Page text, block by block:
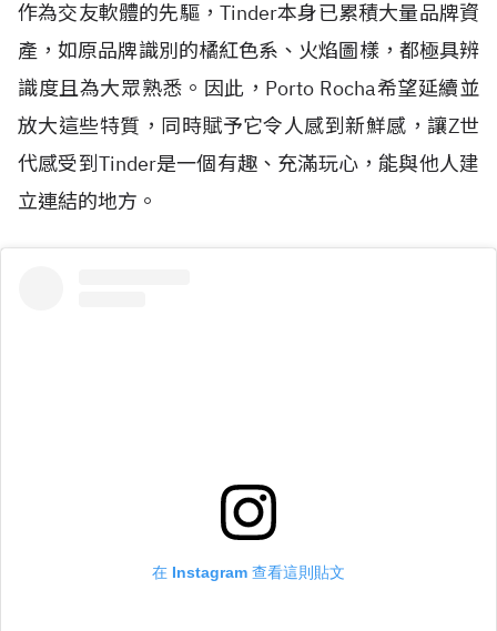
作為交友軟體的先驅，Tinder本身已累積大量品牌資
產，如原品牌識別的橘紅色系、火焰圖樣，都極具辨
識度且為大眾熟悉。因此，Porto Rocha希望延續並
放大這些特質，同時賦予它令人感到新鮮感，讓Z世
代感受到Tinder是一個有趣、充滿玩心，能與他人建
立連結的地方。
在 Instagram 查看這則貼文